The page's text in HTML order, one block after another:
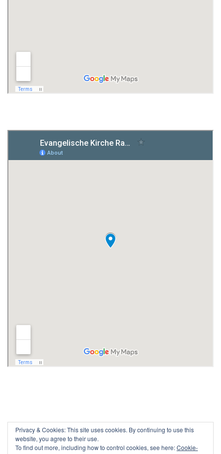
Privacy & Cookies: This site uses cookies. By continuing to use this
website, you agree to their use.
To find out more, including how to control cookies, see here:Cookie-